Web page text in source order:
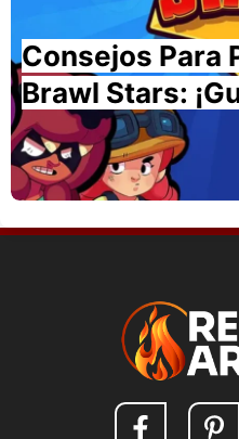
Consejos Para
Brawl Stars: